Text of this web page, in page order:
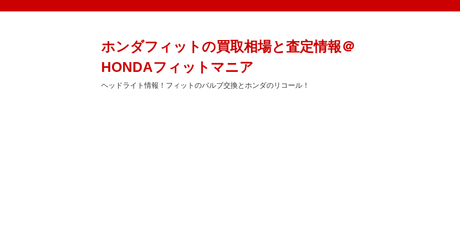
ホンダフィットの買取相場と査定情報＠
HONDAフィットマニア
ヘッドライト情報！フィットのバルブ交換とホンダのリコール！